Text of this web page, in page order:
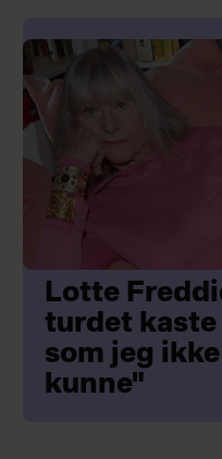
Lotte
turdet
som jeg
kunne"